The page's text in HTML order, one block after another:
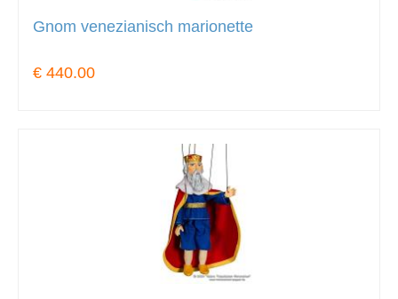
Gnom venezianisch marionette
€ 440.00